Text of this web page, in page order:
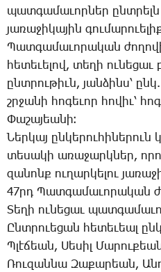
պատ­գա­մա­ւոր­ներ ընտ­րելն
յա­ռա­ջի­կա­յին
­Պատ­գա­մա­ւո­րա­կան
հե­տե­ւե­լով, տե­ղի
ընտ­րու­թիւն, յան­ձինս՝
շրջա­նի հո­գե­ւոր հո­վիւ՝
­Փա­շա­յեա­նի։
­Ներ­կայ
տե­սա­կի ա­ռա­ջարկ­ներ,
զա­նոնք ու­ղար­կե­լու
47րդ ­Պատ­գա­մա­ւո­րա­կան
­Տե­ղի ու­նե­ցաւ
Ընտ­րո­ւե­ցան հե­տե­ւեալ
Պ­լէ­ճեան, ­Սե­սիլ
­Ռու­զան­նա ­Զա­քա­րեան,